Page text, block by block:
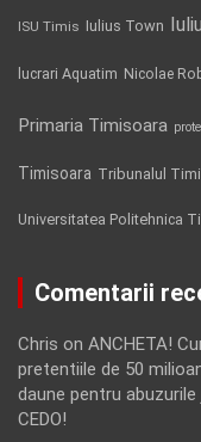
ISU Timis Iulius Town
lucrari Aquatim Nicolae
Primaria Timisoara
Timisoara Tribunalul
Universitatea Politehnica
Comentarii
Chris on ANCHETA!
pretentiile de 50
daune pentru
CEDO!